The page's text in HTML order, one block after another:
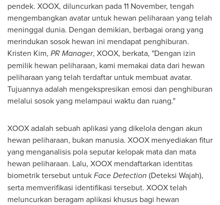
pendek. XOOX, diluncurkan pada 11 November, tengah
mengembangkan avatar untuk hewan peliharaan yang telah
meninggal dunia. Dengan demikian, berbagai orang yang
merindukan sosok hewan ini mendapat penghiburan.
Kristen Kim, PRManager, XOOX, berkata, "Dengan izin
pemilik hewan peliharaan, kami memakai data dari hewan
peliharaan yang telah terdaftar untuk membuat avatar.
Tujuannya adalah mengekspresikan emosi dan penghiburan
melalui sosok yang melampaui waktu dan ruang."
XOOX adalah sebuah aplikasi yang dikelola dengan akun
hewan peliharaan, bukan manusia. XOOX menyediakan fitur
yang menganalisis pola seputar kelopak mata dan mata
hewan peliharaan. Lalu, XOOX mendaftarkan identitas
biometrik tersebut untukFace Detection (Deteksi Wajah),
serta memverifikasi identifikasi tersebut. XOOX telah
meluncurkan beragam aplikasi khusus bagi hewan